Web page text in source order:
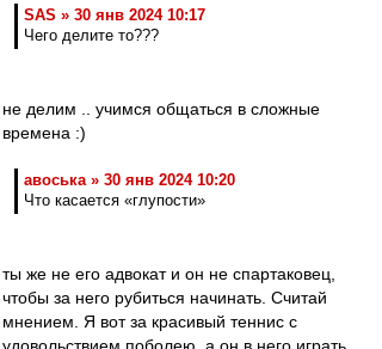
SAS » 30 янв 2024 10:17
Чего делите то???
не делим .. учимся общаться в сложные
времена :)
авоська » 30 янв 2024 10:20
Что касается «глупости»
ты же не его адвокат и он не спартаковец,
чтобы за него рубиться начинать. Считай
мнением. Я вот за красивый теннис с